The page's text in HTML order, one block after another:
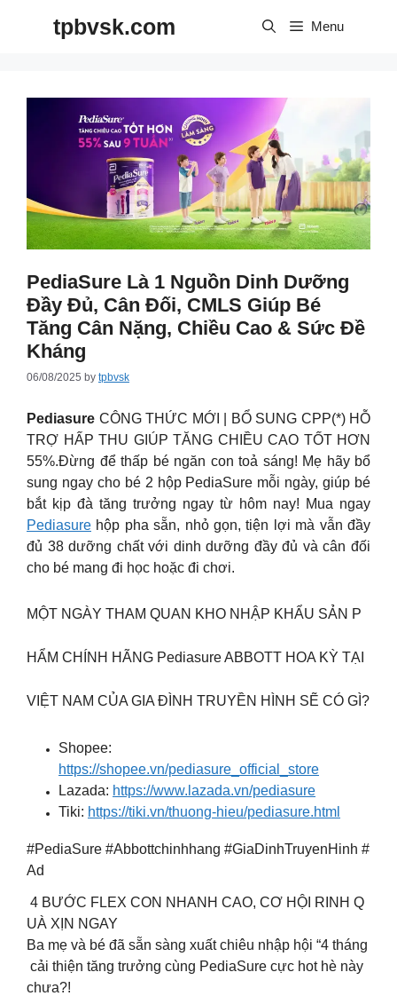
tpbvsk.com Menu
PediaSure Là 1 Nguồn Dinh Dưỡng
Đầy Đủ, Cân Đối, CMLS Giúp Bé
Tăng Cân Nặng, Chiều Cao & Sức Đề
Kháng
06/08/2025 by tpbvsk
Pediasure CÔNG THỨC MỚI | BỔ SUNG CPP(*) HỖ
TRỢ HẤP THU GIÚP TĂNG CHIỀU CAO TỐT HƠN
55%.Đừng để thấp bé ngăn con toả sáng! Mẹ hãy bổ
sung ngay cho bé 2 hộp PediaSure mỗi ngày, giúp bé
bắt kịp đà tăng trưởng ngay từ hôm nay! Mua ngay
Pediasure hộp pha sẵn, nhỏ gọn, tiện lợi mà vẫn đầy
đủ 38 dưỡng chất với dinh dưỡng đầy đủ và cân đối
cho bé mang đi học hoặc đi chơi.
MỘT NGÀY THAM QUAN KHO NHẬP KHẨU SẢN P
HẨM CHÍNH HÃNG Pediasure ABBOTT HOA KỲ TẠI
VIỆT NAM CỦA GIA ĐÌNH TRUYỀN HÌNH SẼ CÓ GÌ?
Shopee:
https://shopee.vn/pediasure_official_store
Lazada: https://www.lazada.vn/pediasure
Tiki: https://tiki.vn/thuong-hieu/pediasure.html
#PediaSure #Abbottchinhhang #GiaDinhTruyenHinh #
Ad
4 BƯỚC FLEX CON NHANH CAO, CƠ HỘI RINH Q
UÀ XỊN NGAY ​
Ba mẹ và bé đã sẵn sàng xuất chiêu nhập hội “4 tháng
cải thiện tăng trưởng cùng PediaSure cực hot hè này
chưa?!​